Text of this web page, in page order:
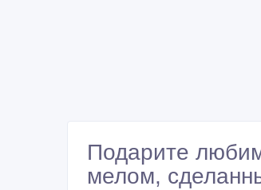
Подарите
мелом,